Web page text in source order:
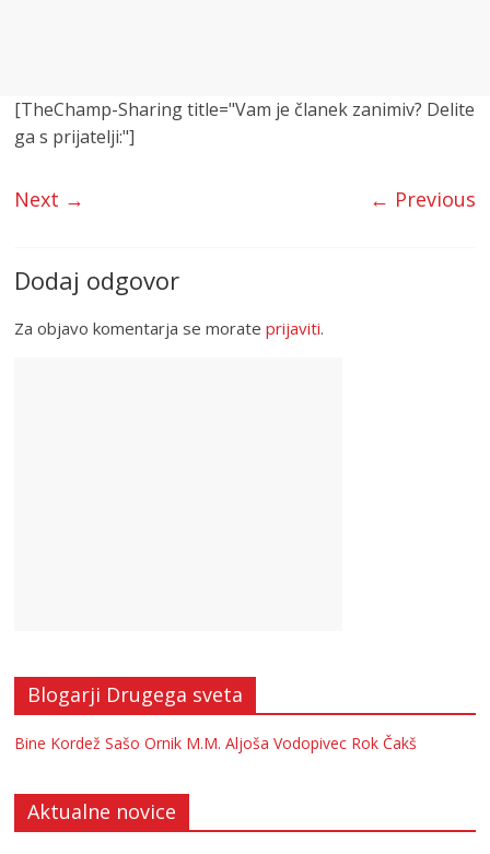
[TheChamp-Sharing title="Vam je članek zanimiv? Delite
ga s prijatelji:"]
← Previous
Next →
Dodaj odgovor
Za objavo komentarja se morateprijaviti.
Blogarji Drugega sveta
Bine Kordež Sašo Ornik M.M. Aljoša Vodopivec Rok Čakš
Aktualne novice